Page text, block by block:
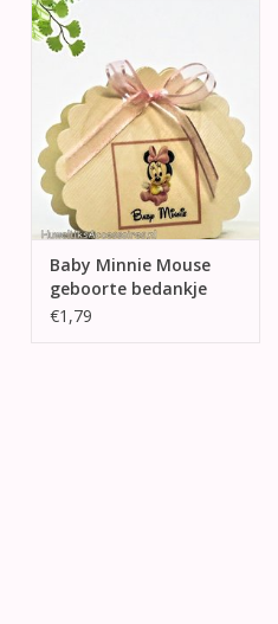
Baby Minnie Mouse
geboorte bedankje
€1,79